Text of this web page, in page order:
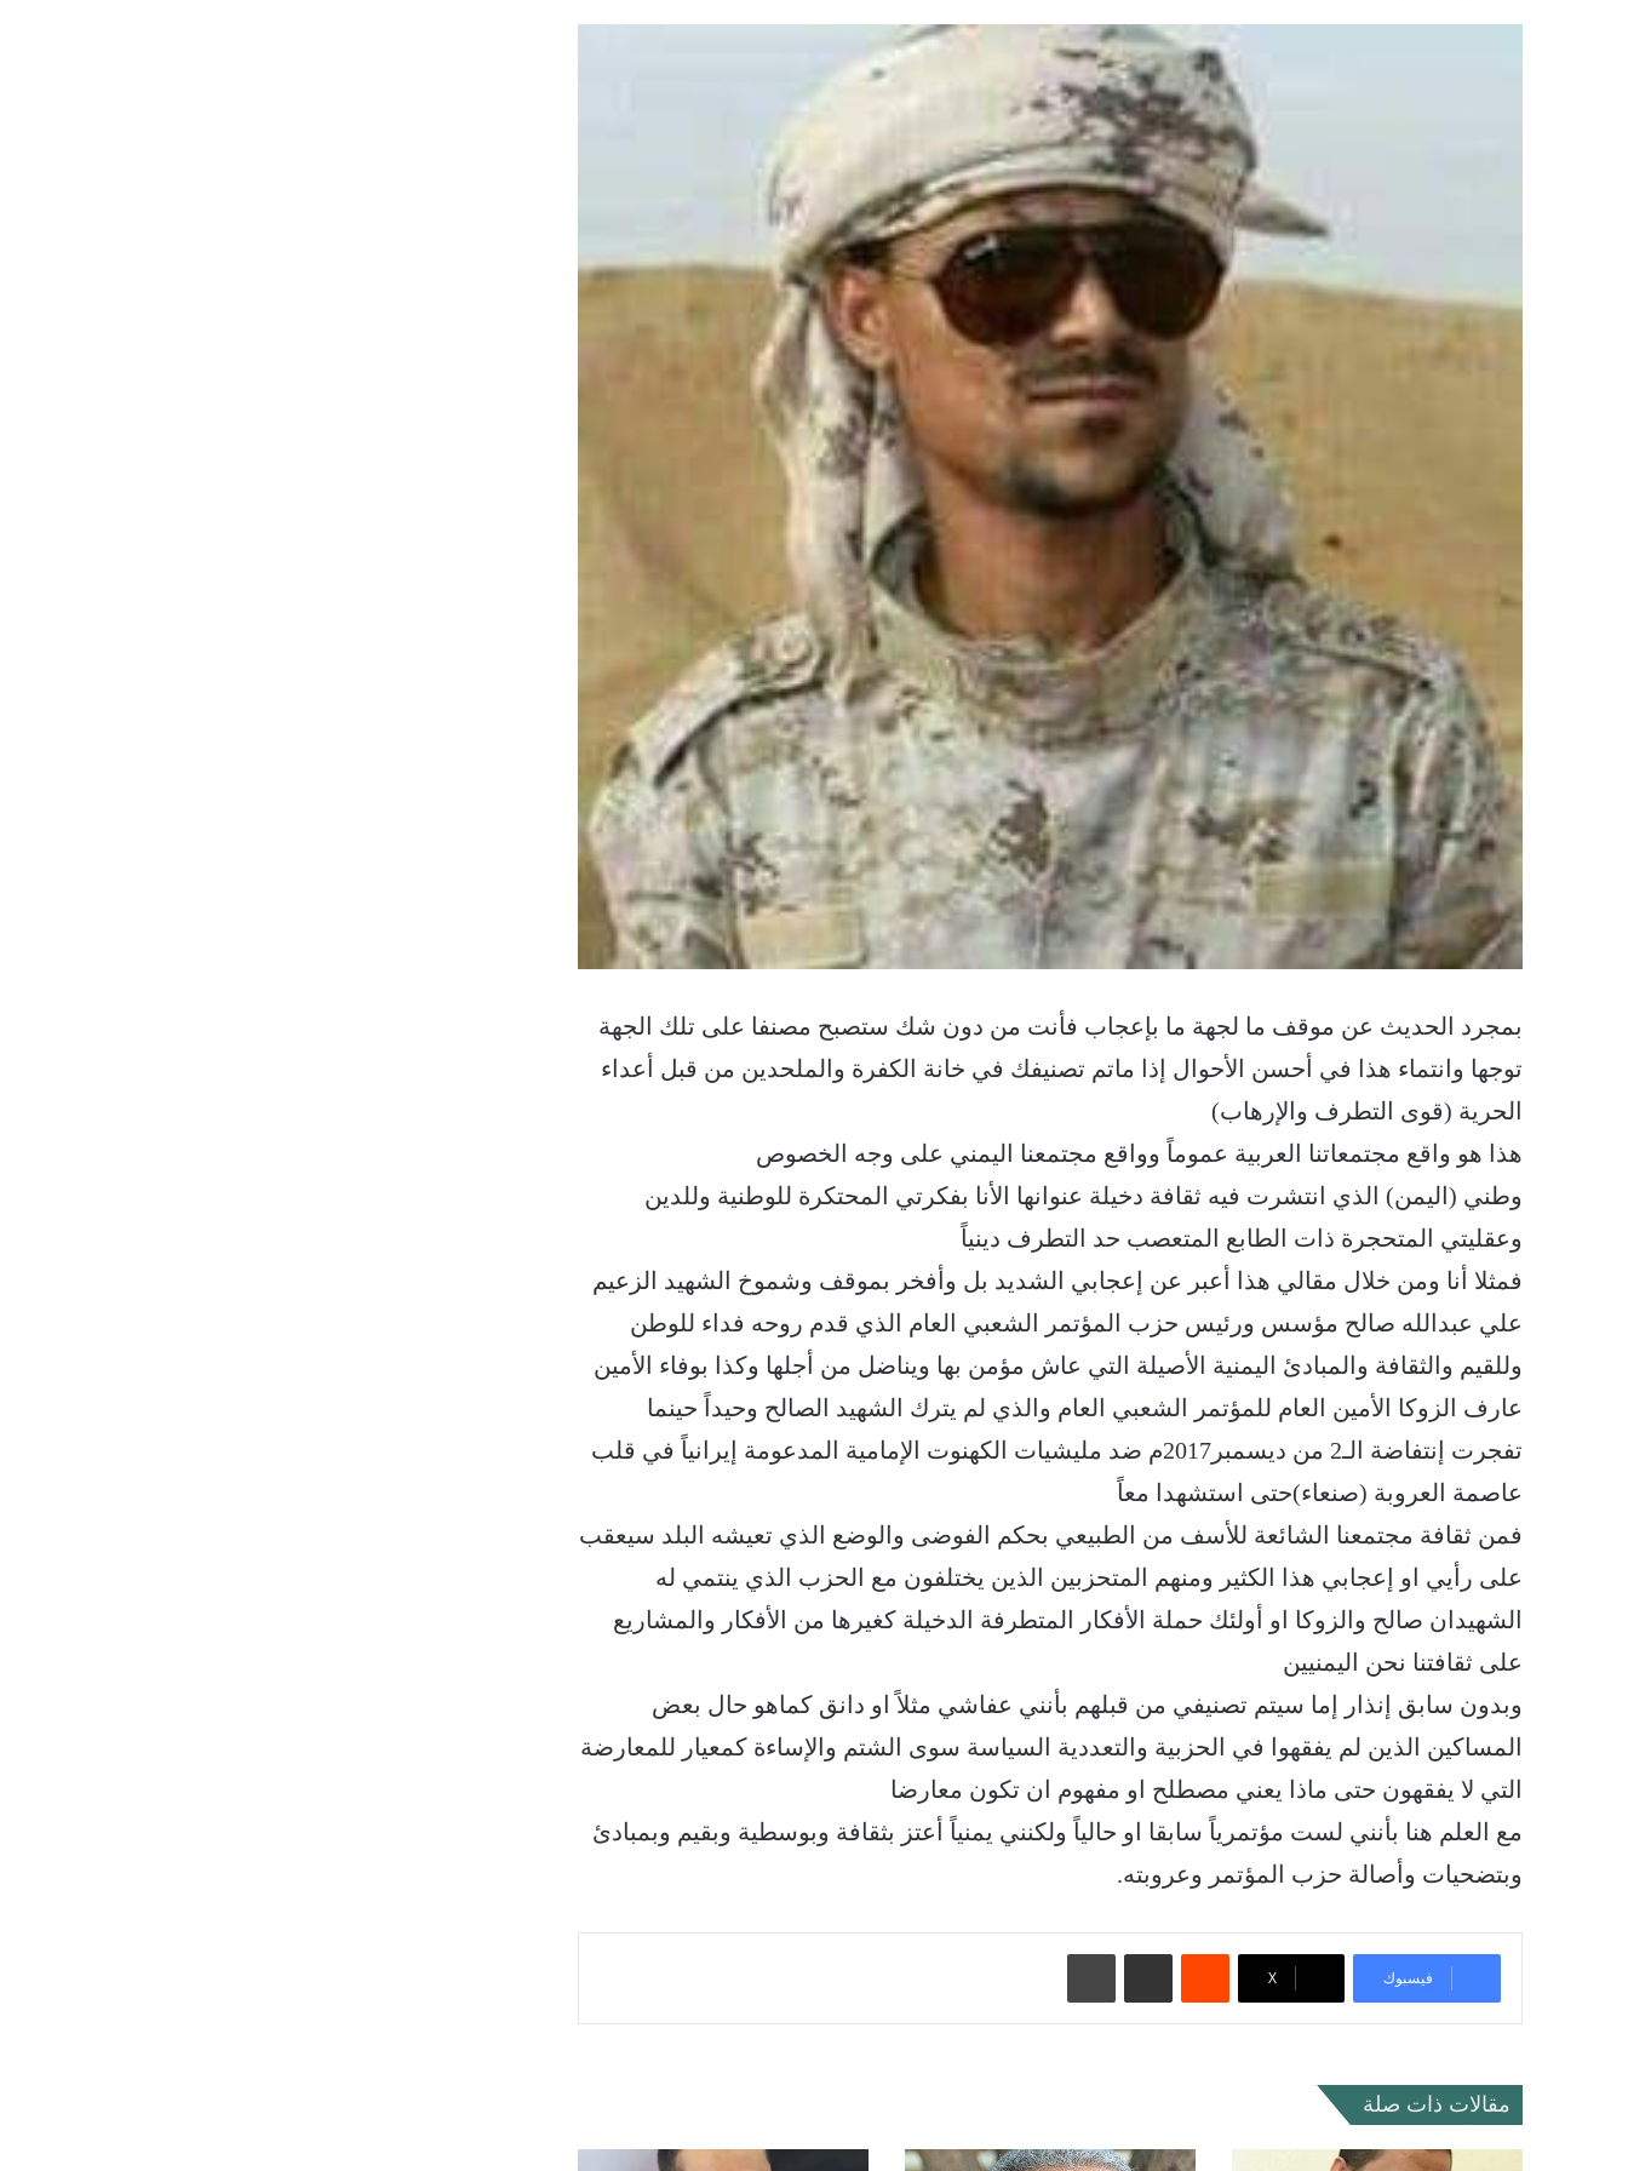
بمجرد الحديث عن موقف ما لجهة ما بإعجاب فأنت من دون شك ستصبح مصنفا على تلك الجهة
توجها وانتماء هذا في أحسن الأحوال إذا ماتم تصنيفك في خانة الكفرة والملحدين من قبل أعداء
الحرية (قوى التطرف والإرهاب)
هذا هو واقع مجتمعاتنا العربية عموماً وواقع مجتمعنا اليمني على وجه الخصوص
وطني (اليمن) الذي انتشرت فيه ثقافة دخيلة عنوانها الأنا بفكرتي المحتكرة للوطنية وللدين
وعقليتي المتحجرة ذات الطابع المتعصب حد التطرف دينياً
فمثلا أنا ومن خلال مقالي هذا أعبر عن إعجابي الشديد بل وأفخر بموقف وشموخ الشهيد الزعيم
علي عبدالله صالح مؤسس ورئيس حزب المؤتمر الشعبي العام الذي قدم روحه فداء للوطن
وللقيم والثقافة والمبادئ اليمنية الأصيلة التي عاش مؤمن بها ويناضل من أجلها وكذا بوفاء الأمين
عارف الزوكا الأمين العام للمؤتمر الشعبي العام والذي لم يترك الشهيد الصالح وحيداً حينما
تفجرت إنتفاضة الـ2 من ديسمبر2017م ضد مليشيات الكهنوت الإمامية المدعومة إيرانياً في قلب
عاصمة العروبة (صنعاء)حتى استشهدا معاً
فمن ثقافة مجتمعنا الشائعة للأسف من الطبيعي بحكم الفوضى والوضع الذي تعيشه البلد سيعقب
على رأيي او إعجابي هذا الكثير ومنهم المتحزبين الذين يختلفون مع الحزب الذي ينتمي له
الشهيدان صالح والزوكا او أولئك حملة الأفكار المتطرفة الدخيلة كغيرها من الأفكار والمشاريع
على ثقافتنا نحن اليمنيين
وبدون سابق إنذار إما سيتم تصنيفي من قبلهم بأنني عفاشي مثلاً او دانق كماهو حال بعض
المساكين الذين لم يفقهوا في الحزبية والتعددية السياسة سوى الشتم والإساءة كمعيار للمعارضة
التي لا يفقهون حتى ماذا يعني مصطلح او مفهوم ان تكون معارضا
مع العلم هنا بأنني لست مؤتمرياً سابقا او حالياً ولكنني يمنياً أعتز بثقافة وبوسطية وبقيم وبمبادئ
وبتضحيات وأصالة حزب المؤتمر وعروبته.
فيسبوك ‫X
مقالات ذات صلة